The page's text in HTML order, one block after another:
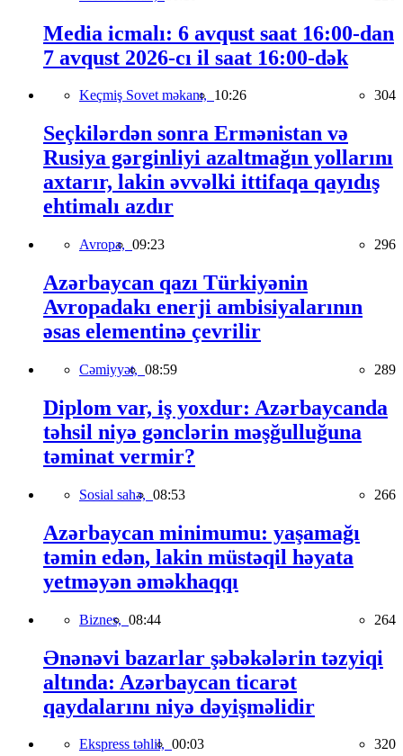
Media icmalı: 6 avqust saat 16:00-dan
7 avqust 2026-cı il saat 16:00-dək
Keçmiş Sovet məkanı, 10:26 304
Seçkilərdən sonra Ermənistan və
Rusiya gərginliyi azaltmağın yollarını
axtarır, lakin əvvəlki ittifaqa qayıdış
ehtimalı azdır
Avropa, 09:23 296
Azərbaycan qazı Türkiyənin
Avropadakı enerji ambisiyalarının
əsas elementinə çevrilir
Cəmiyyət, 08:59 289
Diplom var, iş yoxdur: Azərbaycanda
təhsil niyə gənclərin məşğulluğuna
təminat vermir?
Sosial sahə, 08:53 266
Azərbaycan minimumu: yaşamağı
təmin edən, lakin müstəqil həyata
yetməyən əməkhaqqı
Biznes, 08:44 264
Ənənəvi bazarlar şəbəkələrin təzyiqi
altında: Azərbaycan ticarət
qaydalarını niyə dəyişməlidir
Ekspress təhlil, 00:03 320